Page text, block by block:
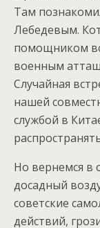
Там
Лебедевым.
помощником
военным
Случайная
нашей
службой в
Но вернемся в
досадный
советские
действий,